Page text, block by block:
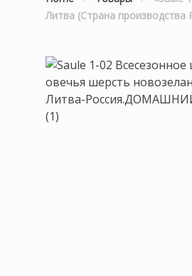
Литва (Страна производства